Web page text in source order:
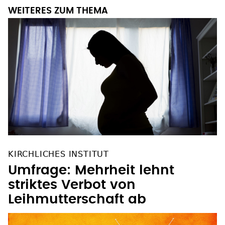
WEITERES ZUM THEMA
KIRCHLICHES INSTITUT
Umfrage: Mehrheit lehnt
striktes Verbot von
Leihmutterschaft ab